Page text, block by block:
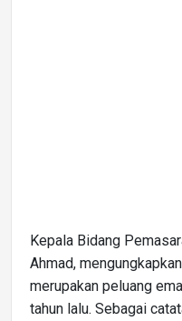
Kepala Bidang
Ahmad,
merupakan peluang
tahun lalu. Sebagai